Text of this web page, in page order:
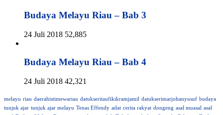
Budaya Melayu Riau – Bab 3
24 Juli 2018 52,885
Budaya Melayu Riau – Bab 4
24 Juli 2018 42,321
melayu riau daerahistimewariau datukseritaufikikramjamil datukserimarjohanyusuf budaya
tunjuk ajar tunjuk ajar melayu Tenas Effendy adat cerita rakyat dongeng asal muasal asal